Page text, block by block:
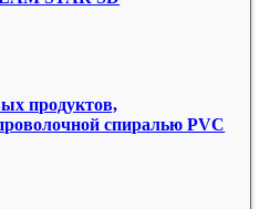
продуктов,
спиралью PVC